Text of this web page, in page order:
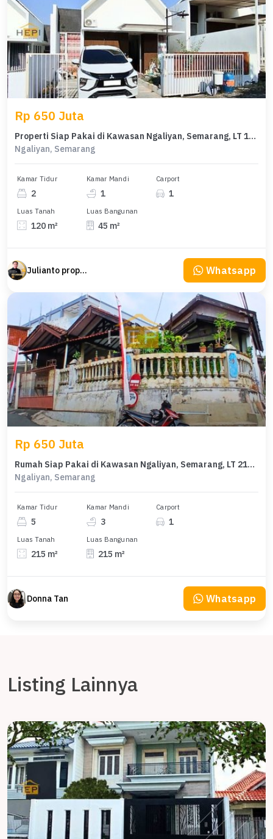
Rp 650 Juta
Properti Siap Pakai di Kawasan Ngaliyan, Semarang, LT 120m²
Ngaliyan, Semarang
Kamar Tidur
2
Kamar Mandi
1
Carport
1
Luas Tanah
120 m²
Luas Bangunan
45 m²
Julianto property Julianto Whatsapp
Rp 650 Juta
Rumah Siap Pakai di Kawasan Ngaliyan, Semarang, LT 215m²
Ngaliyan, Semarang
Kamar Tidur
5
Kamar Mandi
3
Carport
1
Luas Tanah
215 m²
Luas Bangunan
215 m²
Donna Tan Whatsapp
Listing Lainnya